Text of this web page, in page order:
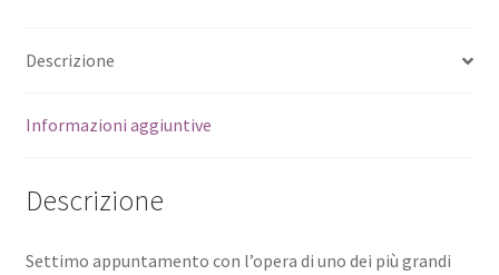
Descrizione
Informazioni aggiuntive
Descrizione
Settimo appuntamento con l’opera di uno dei più grandi